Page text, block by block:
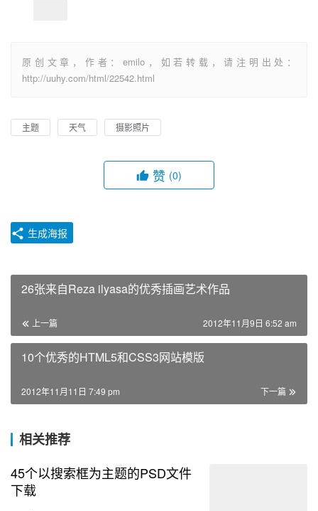
原创文章，作者：emilo，如若转载，请注明出处：
http://uuhy.com/html/22542.html
主题 天气 摄影照片
赞 (0)
生成海报
26张来自Reza ilyasa的优秀插画艺术作品
上一篇 2012年11月9日 6:52 am
10个优秀的HTML5和CSS3网站模版
下一篇
2012年11月11日 7:49 pm
相关推荐
45个以搜索框为主题的PSD文件
下载